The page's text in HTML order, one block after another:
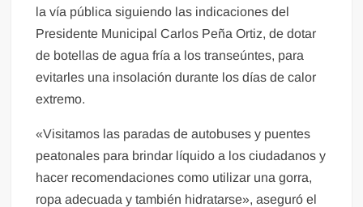
la vía pública siguiendo las indicaciones del
Presidente Municipal Carlos Peña Ortiz, de dotar
de botellas de agua fría a los transeúntes, para
evitarles una insolación durante los días de calor
extremo.
«Visitamos las paradas de autobuses y puentes
peatonales para brindar líquido a los ciudadanos y
hacer recomendaciones como utilizar una gorra,
ropa adecuada y también hidratarse», aseguró el